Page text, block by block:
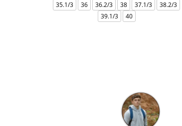
35.1/3 36 36.2/3 38 37.1/3
38.2/3
39.1/3
40